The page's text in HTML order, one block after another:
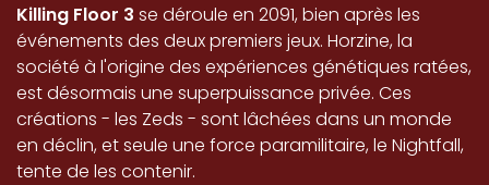
Killing Floor 3 se déroule en 2091, bien après les
événements des deux premiers jeux. Horzine, la
société à l'origine des expériences génétiques ratées,
est désormais une superpuissance privée. Ces
créations - les Zeds - sont lâchées dans un monde
en déclin, et seule une force paramilitaire, le Nightfall,
tente de les contenir.